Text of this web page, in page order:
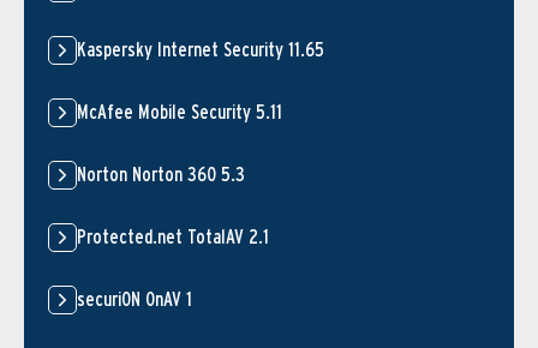
Kaspersky Internet Security 11.65
McAfee Mobile Security 5.11
Norton Norton 360 5.3
Protected.net TotalAV 2.1
securiON OnAV 1